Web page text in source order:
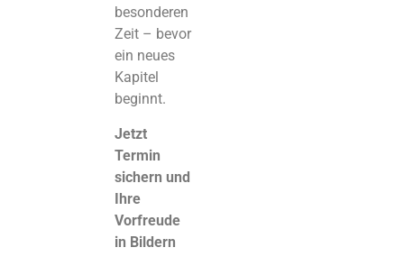
besonderen
Zeit – bevor
ein neues
Kapitel
beginnt.
Jetzt
Termin
sichern und
Ihre
Vorfreude
in Bildern